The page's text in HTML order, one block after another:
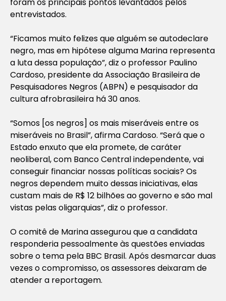
entrevistados.
“Ficamos muito felizes que alguém se autodeclare
negro, mas em hipótese alguma Marina representa
a luta dessa população”, diz o professor Paulino
Cardoso, presidente da Associação Brasileira de
Pesquisadores Negros (ABPN) e pesquisador da
cultura afrobrasileira há 30 anos.
“Somos [os negros] os mais miseráveis entre os
miseráveis no Brasil”, afirma Cardoso. “Será que o
Estado enxuto que ela promete, de caráter
neoliberal, com Banco Central independente, vai
conseguir financiar nossas políticas sociais? Os
negros dependem muito dessas iniciativas, elas
custam mais de R$ 12 bilhões ao governo e são mal
vistas pelas oligarquias”, diz o professor.
O comitê de Marina assegurou que a candidata
responderia pessoalmente às questões enviadas
sobre o tema pela BBC Brasil. Após desmarcar duas
vezes o compromisso, os assessores deixaram de
atender a reportagem.